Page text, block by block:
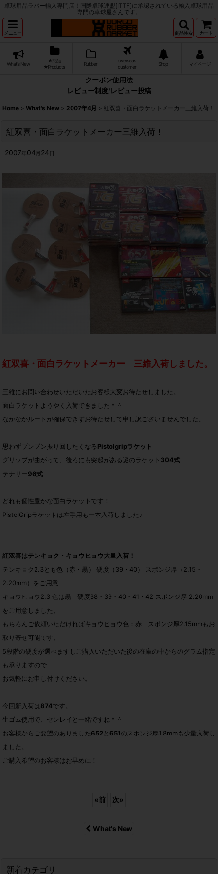
卓球用品ラバー輸入専門店！国際卓球連盟[ITTF]に承認されている輸入卓球用品
専門の卓球屋さんです。
メニュー 商品検索 カート
What's New
★商品
★Products
Rubber
overseas
customer
Shop マイページ
クーポン使用法
レビュー制度/レビュー投稿
Home > What's New > 2007年4月 > 紅双喜・面白ラケットメーカー三維入荷！
紅双喜・面白ラケットメーカー三維入荷！
2007年 04 月 24 日
紅双喜・面白ラケットメーカー 三維入荷しました。
三維にお問い合わせいただいたお客様大変お待たせしました。
面白ラケットようやく入荷できました＾＾
なかなかルートが確保できずお待たせして申し訳ございませんでした。
思わずブンブン振り回したくなるPistolgripラケット
グリップが曲がって、後ろにも突起がある謎のラケット 304式
テナリー96式
どれも個性豊かな面白ラケットです！
PistolGripラケットは左手用も一本入荷しました♪
紅双喜はテンキョク・キョウヒョウ大量入荷！
テンキョク2.3とも色（赤・黒） 硬度（39・40） スポンジ厚（2.15・
2.20mm）をご用意
キョウヒョウ2.3 色は黒 硬度38・39・40・41・42 スポンジ厚 2.20mm
をご用意しました。
もちろんご依頼いただければキョウヒョウ色：赤 スポンジ厚2.15mmもお
取り寄せ可能です。
5段階の硬度が選べますしご購入いただいた後の在庫の中からのグラム指定
も承りますので
お気軽にお申し付けください。
今回新入荷は874です。
生ゴム使用で、センレイと一緒ですね＾＾
お客様からご要望のありました652と 651のスポンジ厚1.8mmも少量入荷し
ました。
ご購入希望のお客様はお早めに！
«前 次»
What's New
新着カテゴリ